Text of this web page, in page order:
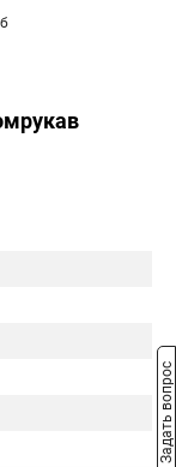
Задать вопрос